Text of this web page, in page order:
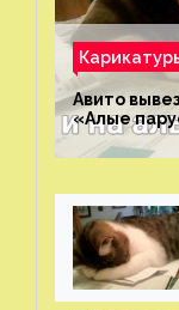
Авито
«Алые